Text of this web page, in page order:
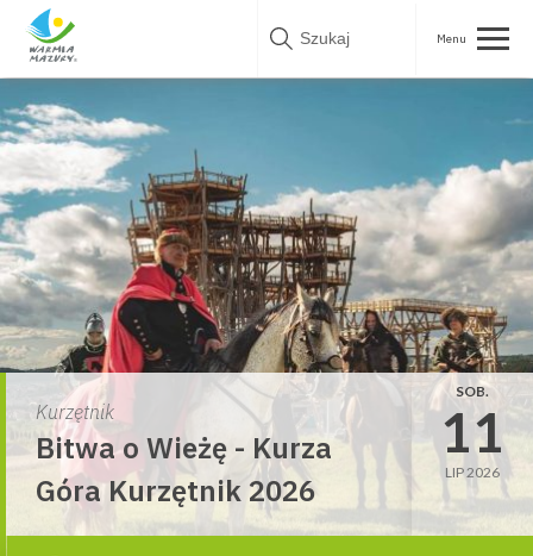
Skip
Kurzętnik
Bitwa o Wieżę - Kurza
Góra Kurzętnik 2026
SOB.
11
LIP 2026